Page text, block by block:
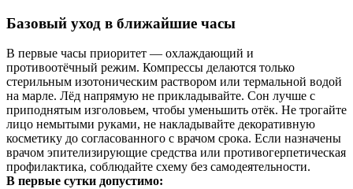
Базовый уход в ближайшие часы
В первые часы приоритет — охлаждающий и
противоотёчный режим. Компрессы делаются только
стерильным изотоническим раствором или термальной водой
на марле. Лёд напрямую не прикладывайте. Сон лучше с
приподнятым изголовьем, чтобы уменьшить отёк. Не трогайте
лицо немытыми руками, не накладывайте декоративную
косметику до согласованного с врачом срока. Если назначены
врачом эпителизирующие средства или противогерпетическая
профилактика, соблюдайте схему без самодеятельности.
В первые сутки допустимо: